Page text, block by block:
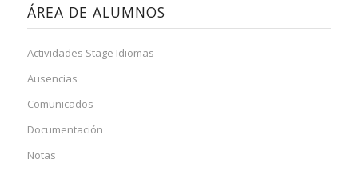
ÁREA DE ALUMNOS
Actividades Stage Idiomas
Ausencias
Comunicados
Documentación
Notas